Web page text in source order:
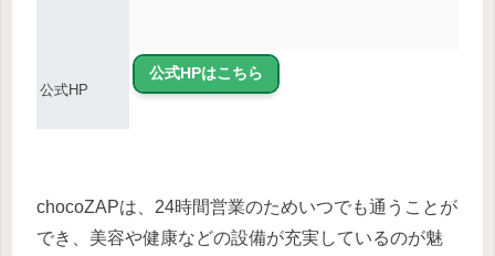
公式HP
公式HPはこちら
chocoZAPは、24時間営業のためいつでも通うことが
でき、美容や健康などの設備が充実しているのが魅